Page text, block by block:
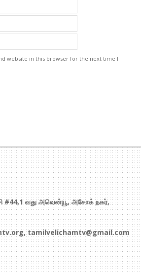
website in this browser for the next time I
#44,1 வது அவென்யூ, அசோக் நகர்,
tamilvelichamtv@gmail.com